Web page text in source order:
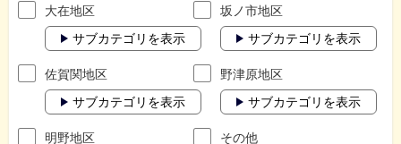
大在地区
サブカテゴリを表示
坂ノ市地区
サブカテゴリを表示
佐賀関地区
サブカテゴリを表示
野津原地区
サブカテゴリを表示
明野地区
その他